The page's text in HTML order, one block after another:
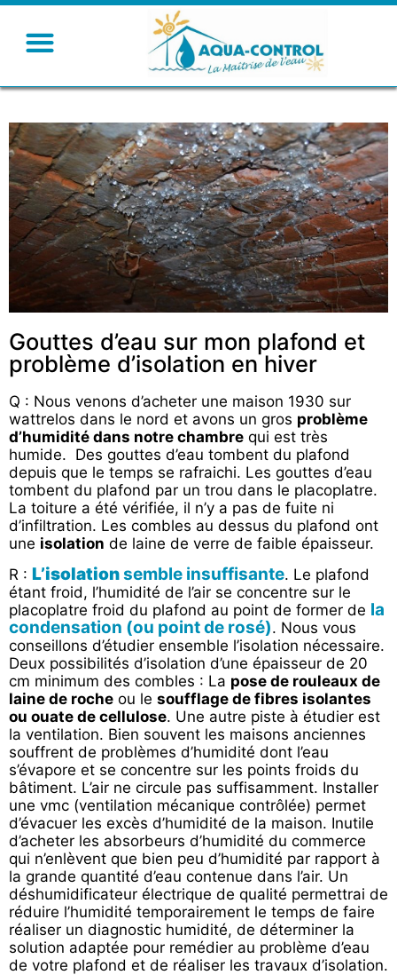
Gouttes d’eau sur mon plafond et
problème d’isolation en hiver
Q : Nous venons d’acheter une maison 1930 sur
wattrelos dans le nord et avons un gros problème
d’humidité dans notre chambre qui est très
humide. Des gouttes d’eau tombent du plafond
depuis que le temps se rafraichi. Les gouttes d’eau
tombent du plafond par un trou dans le placoplatre.
La toiture a été vérifiée, il n’y a pas de fuite ni
d’infiltration. Les combles au dessus du plafond ont
une isolation de laine de verre de faible épaisseur.
R : L’isolationsemble insuffisante. Le plafond
étant froid, l’humidité de l’air se concentre sur le
placoplatre froid du plafond au point de former de la
condensation (ou point de rosé). Nous vous
conseillons d’étudier ensemble l’isolation nécessaire.
Deux possibilités d’isolation d’une épaisseur de 20
cm minimum des combles : La pose de rouleaux de
laine de roche ou le soufflage de fibres isolantes
ou ouate de cellulose. Une autre piste à étudier est
la ventilation. Bien souvent les maisons anciennes
souffrent de problèmes d’humidité dont l’eau
s’évapore et se concentre sur les points froids du
bâtiment. L’air ne circule pas suffisamment. Installer
une vmc (ventilation mécanique contrôlée) permet
d’évacuer les excès d’humidité de la maison. Inutile
d’acheter les absorbeurs d’humidité du commerce
qui n’enlèvent que bien peu d’humidité par rapport à
la grande quantité d’eau contenue dans l’air. Un
déshumidificateur électrique de qualité permettrai de
réduire l’humidité temporairement le temps de faire
réaliser un diagnostic humidité, de déterminer la
solution adaptée pour remédier au problème d’eau
de votre plafond et de réaliser les travaux d’isolation.